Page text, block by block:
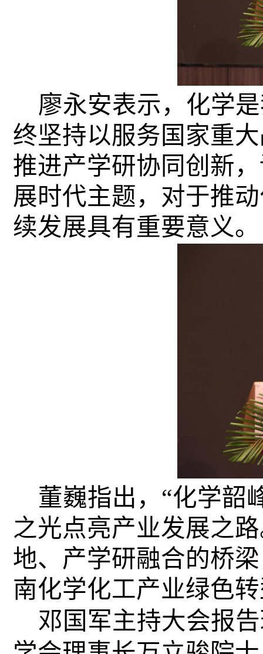
廖永安表示，化学
终坚持以服务国家重
推进产学研协同创新
展时代主题，对于推
续发展具有重要意义。
董巍指出，“化学韶
之光点亮产业发展之
地、产学研融合的桥
南化学化工产业绿色
邓国军主持大会报